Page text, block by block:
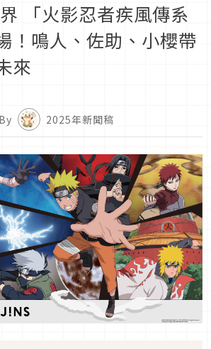
「火影忍者疾風傳系
！鳴人、佐助、小櫻帶
來
2025年新聞稿